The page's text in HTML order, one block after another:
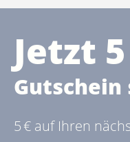
Jetzt
Gutschein
5 € auf Ihren